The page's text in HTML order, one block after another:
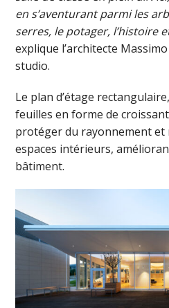
en s’aventurant parmi les
serres, le potager, l’histoire
explique l’architecte
studio.
Le plan d’étage
feuilles en forme de
protéger du rayonnement et
espaces intérieurs,
bâtiment.